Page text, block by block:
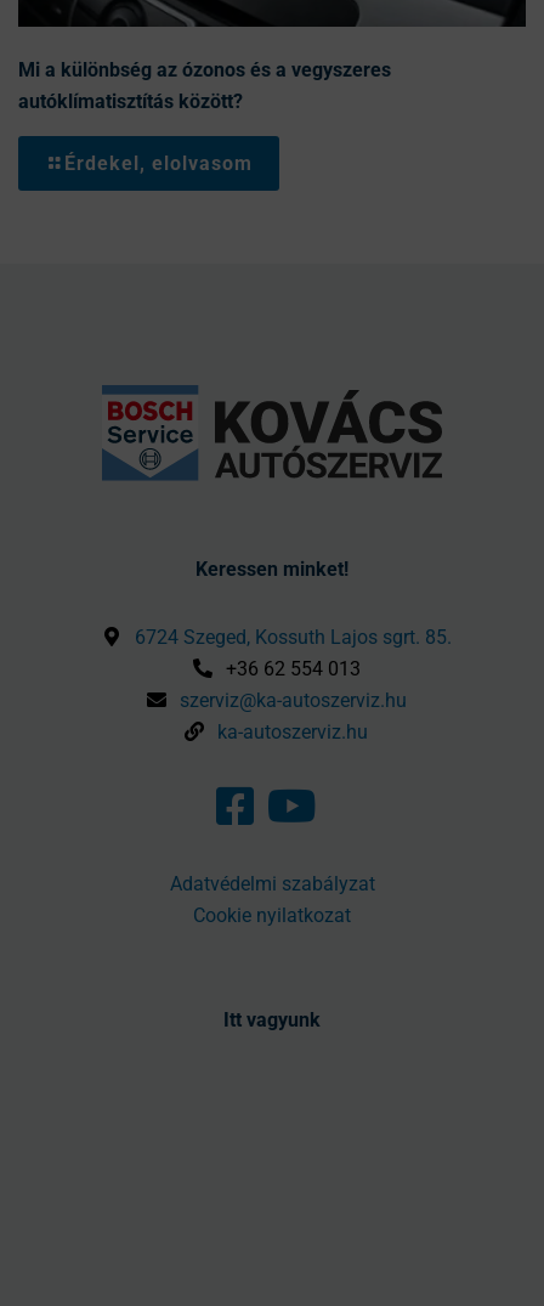
Mi a különbség az ózonos és a vegyszeres
autóklímatisztítás között?
Érdekel, elolvasom
Keressen minket!
6724 Szeged, Kossuth Lajos sgrt. 85.
+36 62 554 013
szerviz@ka-autoszerviz.hu
ka-autoszerviz.hu
Adatvédelmi szabályzat
Cookie nyilatkozat
Itt vagyunk